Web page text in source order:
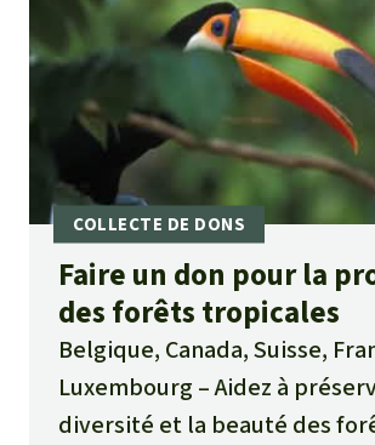
Faire un don pour la
des forêts tropicales
Belgique, Canada, Suisse,
Luxembourg
Aidez à
diversité et la beauté des